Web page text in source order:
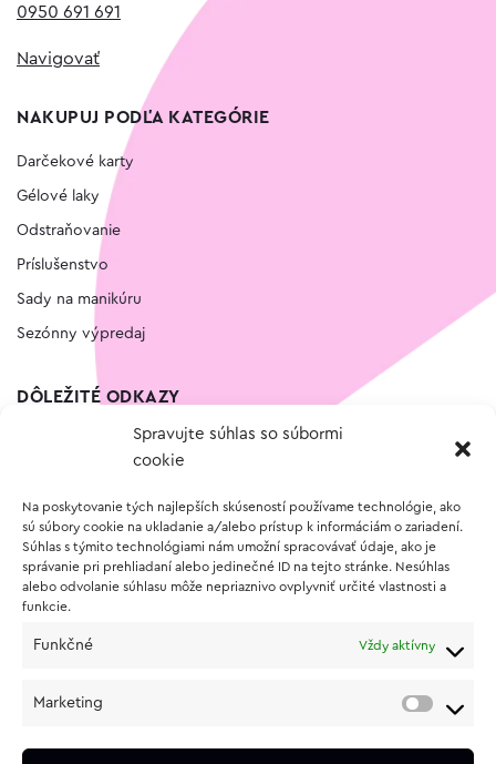
Spravujte súhlas so súbormi
cookie
Na poskytovanie tých najlepších skúseností používame technológie, ako
sú súbory cookie na ukladanie a/alebo prístup k informáciám o zariadení.
Súhlas s týmito technológiami nám umožní spracovávať údaje, ako je
správanie pri prehliadaní alebo jedinečné ID na tejto stránke. Nesúhlas
alebo odvolanie súhlasu môže nepriaznivo ovplyvniť určité vlastnosti a
funkcie.
Funkčné Vždy aktívny
Marketing
0950 691 691
Navigovať
NAKUPUJ PODĽA KATEGÓRIE
Darčekové karty
Gélové laky
Odstraňovanie
Príslušenstvo
Sady na manikúru
Sezónny výpredaj
DÔLEŽITÉ ODKAZY
Vernostný program
O NÁKUPE
Vrátenie a reklamácia tovaru